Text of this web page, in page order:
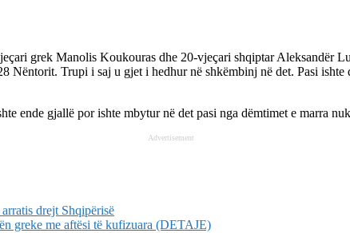
grek Manolis Koukouras dhe 20-vjeçari shqiptar Aleksandër
Nëntorit. Trupi i saj u gjet i hedhur në shkëmbinj në det. Pasi
ende gjallë por ishte mbytur në det pasi nga dëmtimet e marra
Advertisement
drejt Shqipërisë
greke me aftësi të kufizuara (DETAJE)